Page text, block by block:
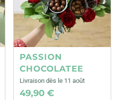
PASSION
CHOCOLATEE
Livraison dès le 11 août
49,90 €